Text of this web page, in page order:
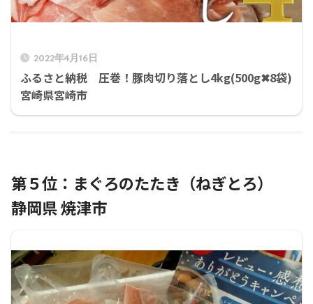
2022年4月16日
ふるさと納税 圧巻！豚肉切り落とし4kg(500g✖8袋)
宮崎県宮崎市
第５位：まぐろのたたき（ねぎとろ）
静岡県 焼津市